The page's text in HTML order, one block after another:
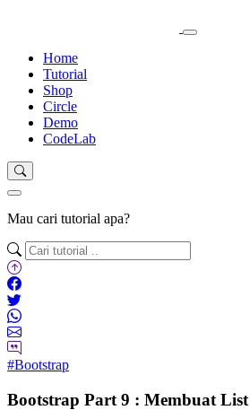
Home
Tutorial
Shop
Circle
Demo
CodeLab
Mau cari tutorial apa?
#Bootstrap
Bootstrap Part 9 : Membuat